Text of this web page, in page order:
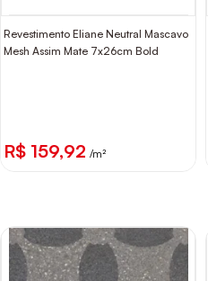
Revestimento Eliane Neutral Mascavo
Mesh Assim Mate 7x26cm Bold
R$ 159,92 /m²